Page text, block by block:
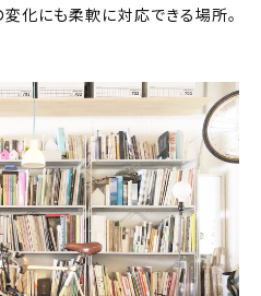
化にも柔軟に対応できる場所。